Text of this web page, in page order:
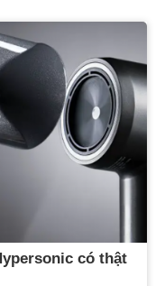
có thật